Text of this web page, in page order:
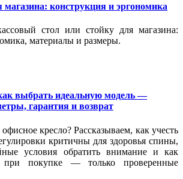
конструкция и эргономика
стол или стойку для магазина:
материалы и размеры.
выбрать идеальную модель —
гарантия и возврат
кресло? Рассказываем, как учесть
критичны для здоровья спины,
условия обратить внимание и как
при покупке — только проверенные